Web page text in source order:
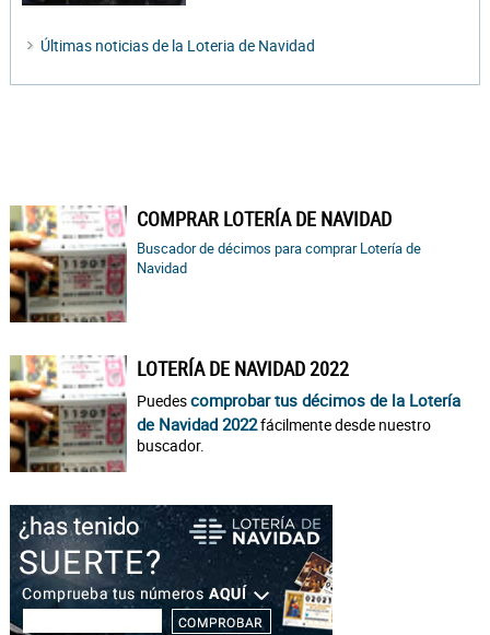
Últimas noticias de la Loteria de Navidad
COMPRAR LOTERÍA DE NAVIDAD
Buscador de décimos para comprar Lotería de
Navidad
LOTERÍA DE NAVIDAD 2022
Puedescomprobar tus décimos de la Lotería
de Navidad 2022fácilmente desde nuestro
buscador.